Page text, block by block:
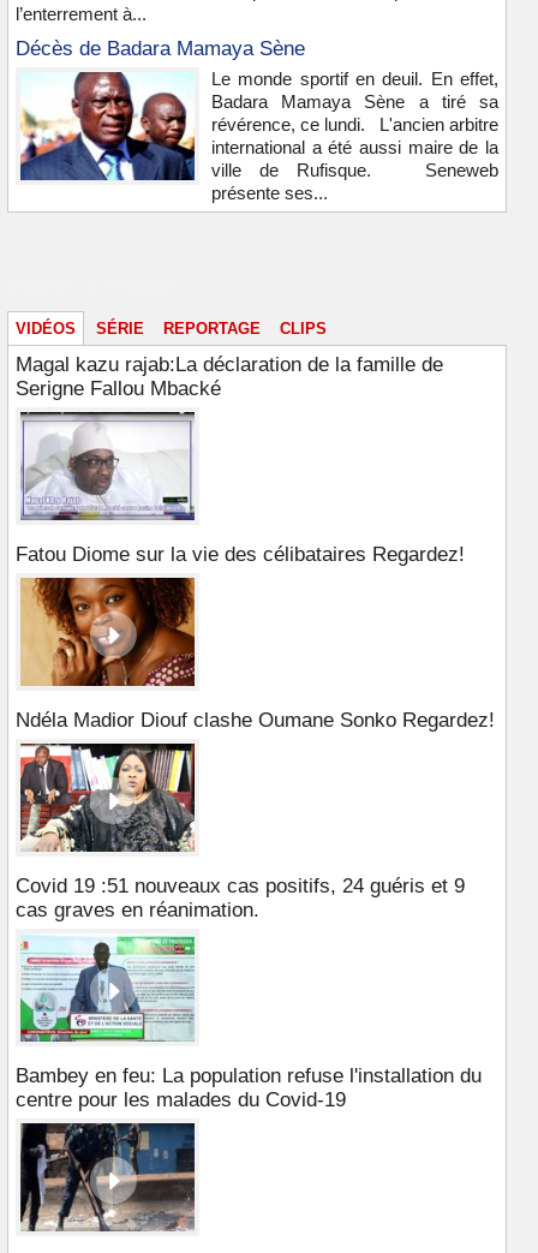
l’enterrement à...
Décès de Badara Mamaya Sène
Le monde sportif en deuil. En effet,
Badara Mamaya Sène a tiré sa
révérence, ce lundi. L'ancien arbitre
international a été aussi maire de la
ville de Rufisque. Seneweb
présente ses...
VIDÉOS SÉRIE REPORTAGE CLIPS
Magal kazu rajab:La déclaration de la famille de
Serigne Fallou Mbacké
Fatou Diome sur la vie des célibataires Regardez!
Ndéla Madior Diouf clashe Oumane Sonko Regardez!
Covid 19 :51 nouveaux cas positifs, 24 guéris et 9
cas graves en réanimation.
Bambey en feu: La population refuse l'installation du
centre pour les malades du Covid-19